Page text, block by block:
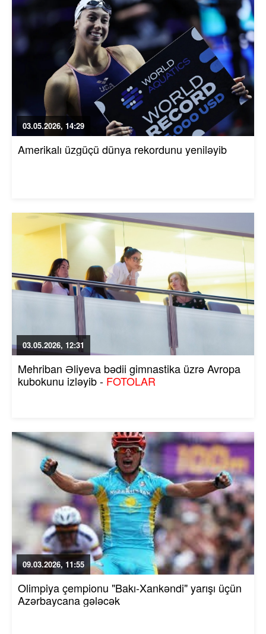
03.05.2026, 14:29
Amerikalı üzgüçü dünya rekordunu yeniləyib
03.05.2026, 12:31
Mehriban Əliyeva bədii gimnastika üzrə Avropa
kubokunu izləyib - FOTOLAR
09.03.2026, 11:55
Olimpiya çempionu "Bakı-Xankəndi" yarışı üçün
Azərbaycana gələcək